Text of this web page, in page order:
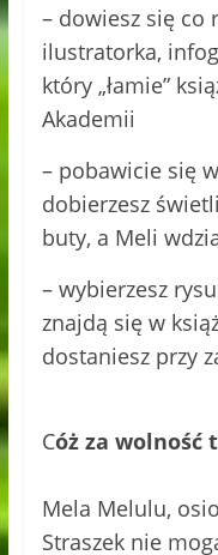
– dowiesz się co
ilustratorka,
który „łamie”
Akademii
– pobawicie się
dobierzesz
buty, a Meli
– wybierzesz
znajdą się w
dostaniesz przy
Cóż za wolność
Mela Melulu,
Straszek nie